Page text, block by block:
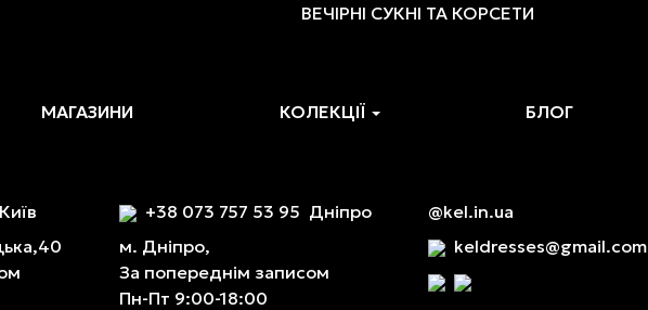
ВЕЧІРНІ СУКНІ ТА КОРСЕТИ
МАГАЗИНИ КОЛЕКЦІЇ БЛОГ
Київ
+38 073 757 53 95 Дніпро
м. Дніпро,
За попереднім записом
Пн-Пт 9:00-18:00
@kel.in.ua
keldresses@gmail.com